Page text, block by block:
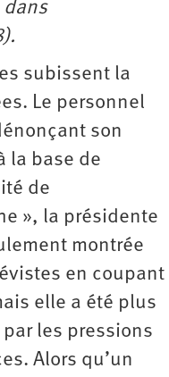
dans
subissent la
Le personnel
son
la base de
de
», la présidente
montrée
en coupant
elle a été plus
les pressions
Alors qu’un